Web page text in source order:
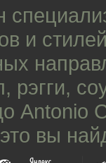
и
, рэгги,
Antonio
вы